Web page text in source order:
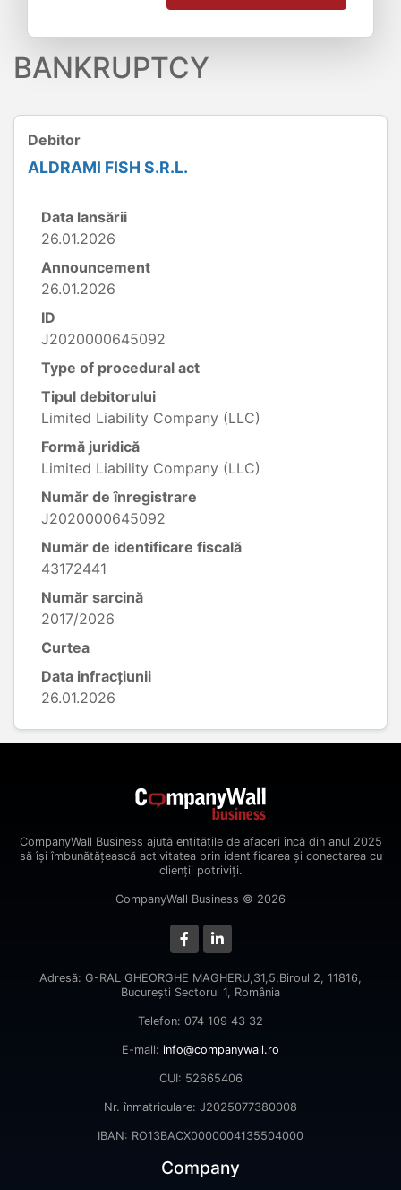
BANKRUPTCY
Debitor
ALDRAMI FISH S.R.L.
Data lansării
26.01.2026
Announcement
26.01.2026
ID
J2020000645092
Type of procedural act
Tipul debitorului
Limited Liability Company (LLC)
Formă juridică
Limited Liability Company (LLC)
Număr de înregistrare
J2020000645092
Număr de identificare fiscală
43172441
Număr sarcină
2017/2026
Curtea
Data infracțiunii
26.01.2026
CompanyWall Business ajută entitățile de afaceri încă din anul 2025
să își îmbunătățească activitatea prin identificarea și conectarea cu
clienții potriviți.
CompanyWall Business © 2026
Adresă: G-RAL GHEORGHE MAGHERU,31,5,Biroul 2, 11816,
Bucureşti Sectorul 1, România
Telefon: 074 109 43 32
E-mail: info@companywall.ro
CUI: 52665406
Nr. înmatriculare: J2025077380008
IBAN: RO13BACX0000004135504000
Company